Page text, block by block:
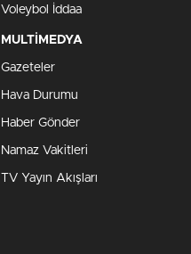
Voleybol İddaa
MULTİMEDYA
Gazeteler
Hava Durumu
Haber Gönder
Namaz Vakitleri
TV Yayın Akışları